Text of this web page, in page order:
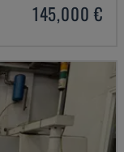
145,000 €